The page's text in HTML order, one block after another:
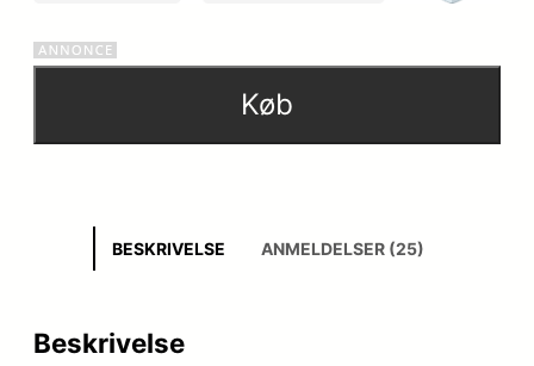
Køb
BESKRIVELSE ANMELDELSER (25)
Beskrivelse